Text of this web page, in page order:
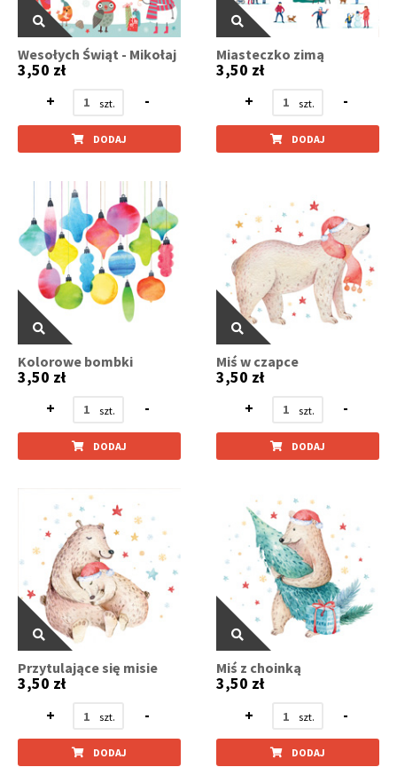
Wesołych Świąt - Mikołaj
3,50 zł
+
-
DODAJ
Miasteczko zimą
3,50 zł
+
-
DODAJ
Kolorowe bombki
3,50 zł
+
-
DODAJ
Miś w czapce
3,50 zł
+
-
DODAJ
Przytulające się misie
3,50 zł
+
-
DODAJ
Miś z choinką
3,50 zł
+
-
DODAJ